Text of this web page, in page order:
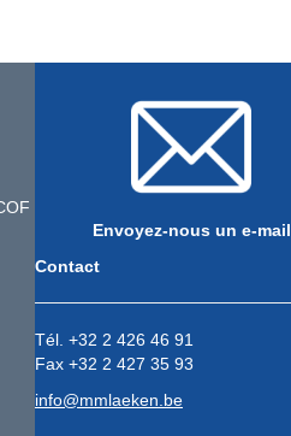
Envoyez-nous un e-mail
Contact
Tél. +32 2 426 46 91
Fax +32 2 427 35 93
info@mmlaeken.be